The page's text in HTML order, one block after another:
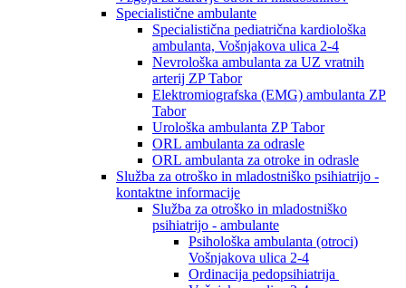
Specialistične ambulante
Specialistična pediatrična kardiološka
ambulanta, Vošnjakova ulica 2-4
Nevrološka ambulanta za UZ vratnih
arterij ZP Tabor
Elektromiografska (EMG) ambulanta ZP
Tabor
Urološka ambulanta ZP Tabor
ORL ambulanta za odrasle
ORL ambulanta za otroke in odrasle
Služba za otroško in mladostniško psihiatrijo -
kontaktne informacije
Služba za otroško in mladostniško
psihiatrijo - ambulante
Psihološka ambulanta (otroci)
Vošnjakova ulica 2-4
Ordinacija pedopsihiatrija